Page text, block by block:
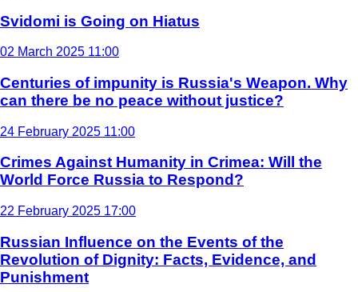
Svidomi is Going on Hiatus
02 March 2025 11:00
Centuries of impunity is Russia's Weapon. Why
can there be no peace without justice?
24 February 2025 11:00
Crimes Against Humanity in Crimea: Will the
World Force Russia to Respond?
22 February 2025 17:00
Russian Influence on the Events of the
Revolution of Dignity: Facts, Evidence, and
Punishment